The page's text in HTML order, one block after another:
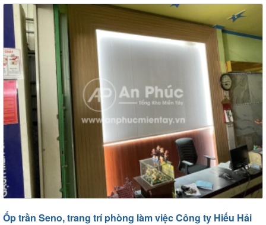
Ốp trần Seno, trang trí phòng làm việc Công ty Hiếu Hải